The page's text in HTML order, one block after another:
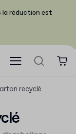
la réduction est
recyclé